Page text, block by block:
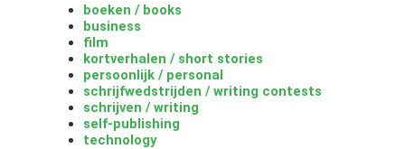
boeken / books
business
film
kortverhalen / short stories
persoonlijk / personal
schrijfwedstrijden / writing contests
schrijven / writing
self-publishing
technology